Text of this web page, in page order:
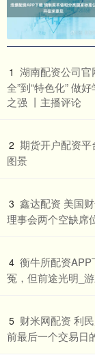
1 湖南配资公司官
全”到“特色化” 做
之强 丨主播评论
2 期货开户配资
图景
3 鑫达配资 美国
理事会两个空缺席
4 衡牛所配资
冤，但前途光明_
5 财米网配资 利
前最后一个交易日